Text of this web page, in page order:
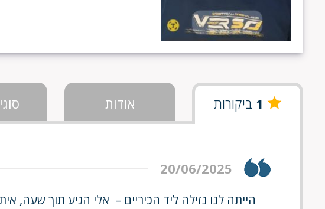
1 ביקורות אודות
20/06/2025
הייתה לנו נזילה ליד הכיריים – אלי הגיע תוך